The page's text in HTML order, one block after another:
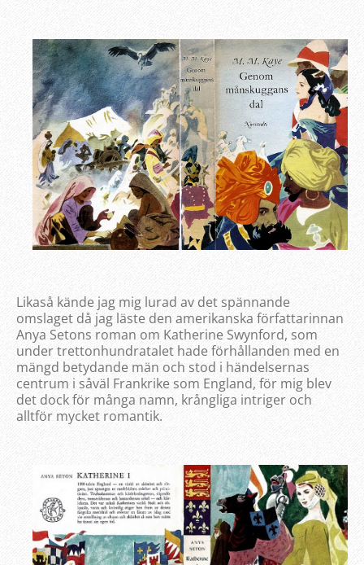
Likaså kände jag mig lurad av det spännande
omslaget då jag läste den amerikanska författarinnan
Anya Setons roman om Katherine Swynford, som
under trettonhundratalet hade förhållanden med en
mängd betydande män och stod i händelsernas
centrum i såväl Frankrike som England, för mig blev
det dock för många namn, krångliga intriger och
alltför mycket romantik.